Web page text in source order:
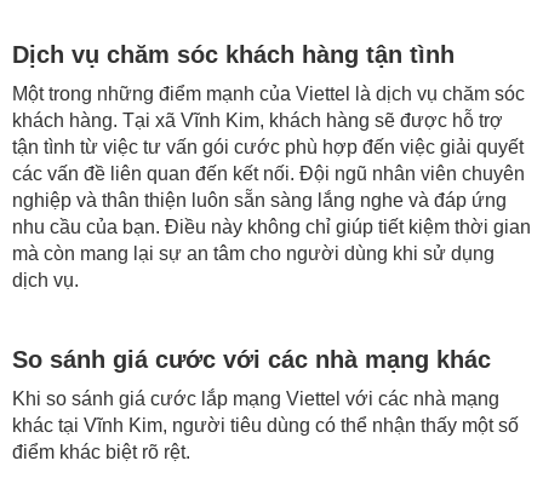
Dịch vụ chăm sóc khách hàng tận tình
Một trong những điểm mạnh của Viettel là dịch vụ chăm sóc
khách hàng. Tại xã Vĩnh Kim, khách hàng sẽ được hỗ trợ
tận tình từ việc tư vấn gói cước phù hợp đến việc giải quyết
các vấn đề liên quan đến kết nối. Đội ngũ nhân viên chuyên
nghiệp và thân thiện luôn sẵn sàng lắng nghe và đáp ứng
nhu cầu của bạn. Điều này không chỉ giúp tiết kiệm thời gian
mà còn mang lại sự an tâm cho người dùng khi sử dụng
dịch vụ.
So sánh giá cước với các nhà mạng khác
Khi so sánh giá cước lắp mạng Viettel với các nhà mạng
khác tại Vĩnh Kim, người tiêu dùng có thể nhận thấy một số
điểm khác biệt rõ rệt.